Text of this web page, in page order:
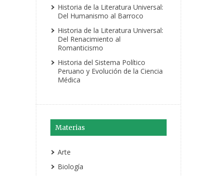
Historia de la Literatura Universal:
Del Humanismo al Barroco
Historia de la Literatura Universal:
Del Renacimiento al
Romanticismo
Historia del Sistema Político
Peruano y Evolución de la Ciencia
Médica
Materias
Arte
Biología